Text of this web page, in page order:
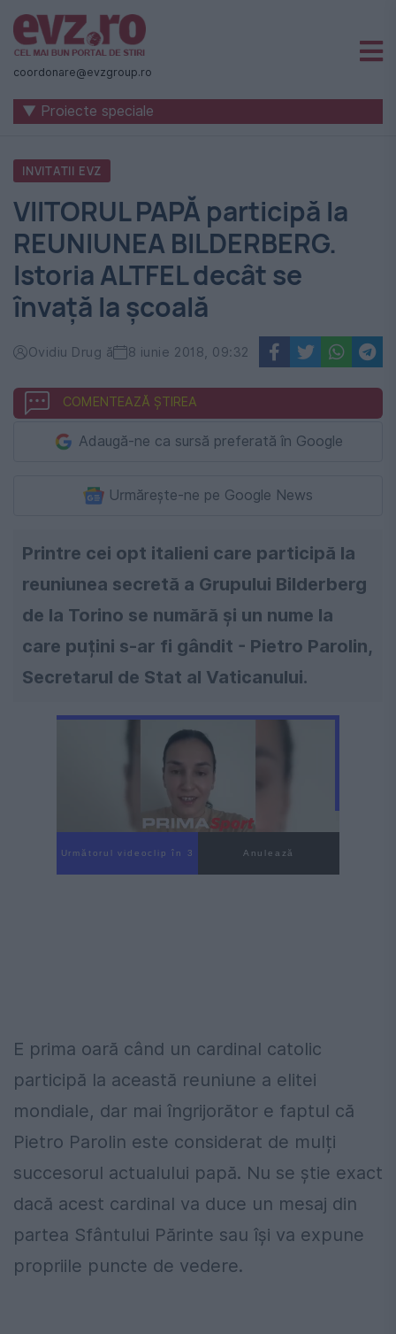
Știri
naționale
internaționale
România
-
Evenimentul
Zilei
coordonare@evzgroup.ro
▼ Proiecte speciale
INVITATII EVZ
VIITORUL PAPĂ participă la
REUNIUNEA BILDERBERG.
Istoria ALTFEL decât se
învață la școală
Ovidiu Drug ă 8 iunie 2018, 09:32
COMENTEAZĂ ȘTIREA
Adaugă-ne ca sursă preferată în Google
Urmărește-ne pe Google News
Printre cei opt italieni care participă la
reuniunea secretă a Grupului Bilderberg
de la Torino se numără și un nume la
care puțini s-ar fi gândit - Pietro Parolin,
Secretarul de Stat al Vaticanului.
Următorul videoclip în 2 Anulează
E prima oară când un cardinal catolic
participă la această reuniune a elitei
mondiale, dar mai îngrijorător e faptul că
Pietro Parolin este considerat de mulți
succesorul actualului papă. Nu se știe exact
dacă acest cardinal va duce un mesaj din
partea Sfântului Părinte sau își va expune
propriile puncte de vedere.